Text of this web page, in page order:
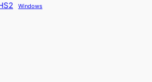
Windows